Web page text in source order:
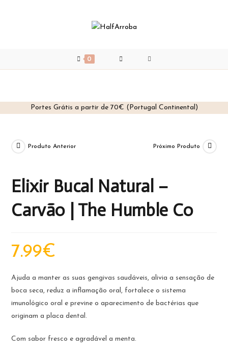
Portes Grátis a partir de 70€ (Portugal Continental)
content
0
Produto Anterior Próximo Produto
Elixir Bucal Natural –
Carvão | The Humble Co
7.99€
Ajuda a manter as suas gengivas saudáveis, alivia a sensação de
boca seca, reduz a inflamação oral, fortalece o sistema
imunológico oral e previne o aparecimento de bactérias que
originam a placa dental.
Com sabor fresco e agradável a menta.